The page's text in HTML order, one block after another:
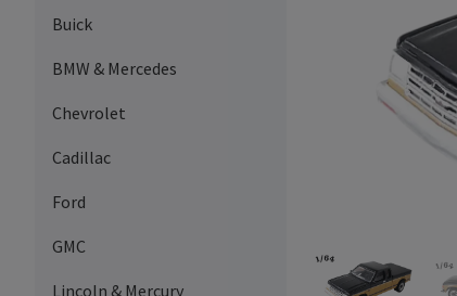
Buick
BMW & Mercedes
Chevrolet
Cadillac
Ford
GMC
Lincoln & Mercury